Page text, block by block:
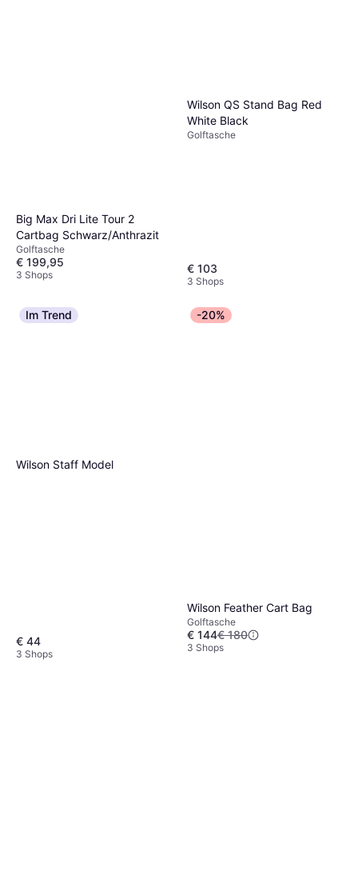
Big Max Dri Lite Tour 2
Cartbag Schwarz/Anthrazit
Golftasche
€ 199,95
3 Shops
Wilson QS Stand Bag Red
White Black
Golftasche
€ 103
3 Shops
Im Trend
Wilson Staff Model
€ 44
3 Shops
-20%
Wilson Feather Cart Bag
Golftasche
€ 144€ 180
3 Shops